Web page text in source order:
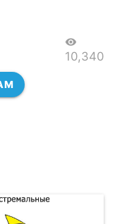
visibility
10,340